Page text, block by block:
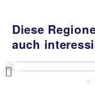
Diese
auch
Previous
Myanmar